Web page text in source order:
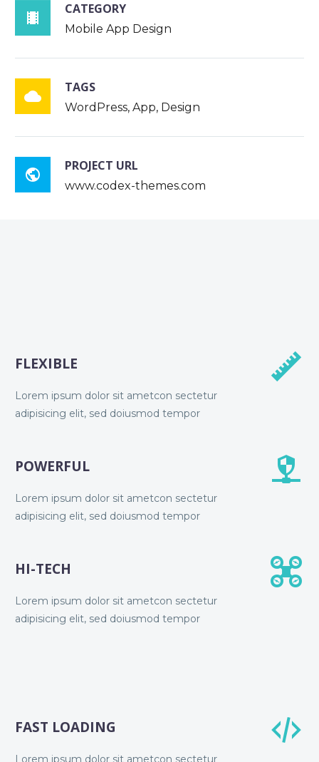

CATEGORY
Mobile App Design

TAGS
WordPress, App, Design

PROJECT URL
www.codex-themes.com
FLEXIBLE
Lorem ipsum dolor sit ametcon sectetur
adipisicing elit, sed doiusmod tempor


POWERFUL
Lorem ipsum dolor sit ametcon sectetur
adipisicing elit, sed doiusmod tempor


HI-TECH
Lorem ipsum dolor sit ametcon sectetur
adipisicing elit, sed doiusmod tempor


FAST LOADING
Lorem ipsum dolor sit ametcon sectetur

